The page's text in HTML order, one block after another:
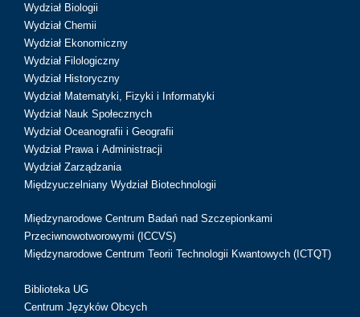
Wydział Biologii
Wydział Chemii
Wydział Ekonomiczny
Wydział Filologiczny
Wydział Historyczny
Wydział Matematyki, Fizyki i Informatyki
Wydział Nauk Społecznych
Wydział Oceanografii i Geografii
Wydział Prawa i Administracji
Wydział Zarządzania
Międzyuczelniany Wydział Biotechnologii
Międzynarodowe Centrum Badań nad Szczepionkami
Przeciwnowotworowymi (ICCVS)
Międzynarodowe Centrum Teorii Technologii Kwantowych (ICTQT)
Biblioteka UG
Centrum Języków Obcych